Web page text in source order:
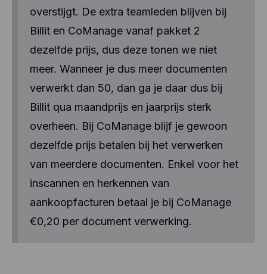
overstijgt. De extra teamleden blijven bij
Billit en CoManage vanaf pakket 2
dezelfde prijs, dus deze tonen we niet
meer. Wanneer je dus meer documenten
verwerkt dan 50, dan ga je daar dus bij
Billit qua maandprijs en jaarprijs sterk
overheen. Bij CoManage blijf je gewoon
dezelfde prijs betalen bij het verwerken
van meerdere documenten. Enkel voor het
inscannen en herkennen van
aankoopfacturen betaal je bij CoManage
€0,20 per document verwerking.